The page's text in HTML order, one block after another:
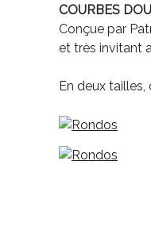
COURBES
Conçue par
et très invitant
En deux